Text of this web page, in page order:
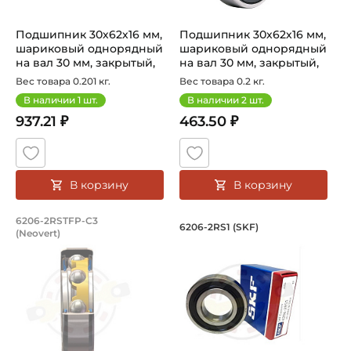
Подшипник 30х62х16 мм,
шариковый однорядный
на вал 30 мм, закрытый,
уве...
Вес товара 0.201 кг.
В наличии 1 шт.
937.21 ₽
В корзину
Подшипник 30х62х16 мм,
шариковый однорядный
на вал 30 мм, закрытый,
уве...
Вес товара 0.2 кг.
В наличии 2 шт.
463.50 ₽
В корзину
Подшипник 30х62х16 мм, шариковый
Шариковый однорядный подшипник 6206 2RS TFP C3
6206-2RSTFP-C3
(Neovert)
Подшипник
6206-2RS1 (SKF)